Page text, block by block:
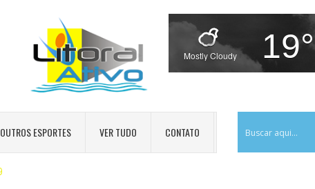
Mostly Cloudy 19°
OUTROS ESPORTES VER TUDO CONTATO